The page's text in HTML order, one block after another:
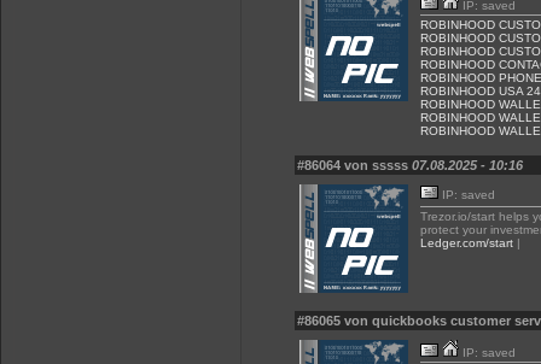
IP: saved
ROBINHOOD
ROBINHOOD
ROBINHOOD
ROBINHOOD
ROBINHOOD
ROBINHOOD USA
ROBINHOOD
ROBINHOOD
ROBINHOOD
#86064 von sssss 07.08.2025 - 10:16
IP: saved
Trezor.io/start helps
protect your
Ledger.com/start |
#86065 von quickbooks customer
IP: saved